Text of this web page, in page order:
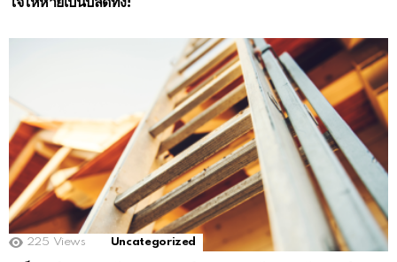
225 Views Uncategorized